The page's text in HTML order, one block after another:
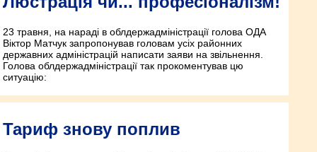
23 травня, на нараді в облдержадміністрації голова ОДА
Віктор Матчук запропонував головам усіх районних
державних адміністрацій написати заяви на звільнення.
Голова облдержадміністрації так прокоментував цю
ситуацію:
Тариф знову поплив